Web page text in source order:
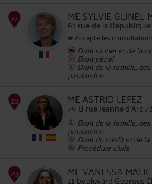
27
ME SYLVIE
61 rue de la
Accepte les
Droit routier et de la
Droit pénal
Droit de la famille,
patrimoine
ME ASTRID LEFEZ
79 B rue Jeanne d'Arc
Droit de la famille,
patrimoine
Droit du crédit et de
Procédure civile
ME VANESSA
11 boulevard Georges